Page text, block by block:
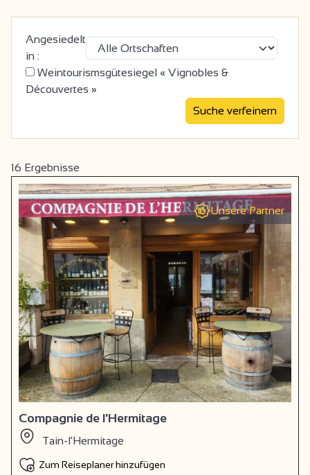
Angesiedelt
in :
Weintourismsgütesiegel « Vignobles &
Découvertes »
16 Ergebnisse
Unsere Partner
Compagnie de l'Hermitage
Tain-l'Hermitage
Zum Reiseplaner hinzufügen